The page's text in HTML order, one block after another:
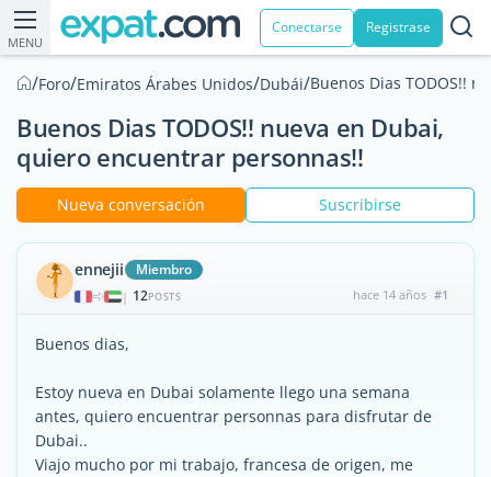
MENU
Conectarse Registrase
/Foro/Emiratos Árabes Unidos/Dubái/Buenos Dias TODOS!!
Buenos Dias TODOS!! nueva en Dubai,
quiero encuentrar personnas!!
Nueva conversación Suscribirse
ennejii Miembro
| 12POSTS hace 14 años #1
Buenos dias,
Estoy nueva en Dubai solamente llego una semana
antes, quiero encuentrar personnas para disfrutar de
Dubai..
Viajo mucho por mi trabajo, francesa de origen, me